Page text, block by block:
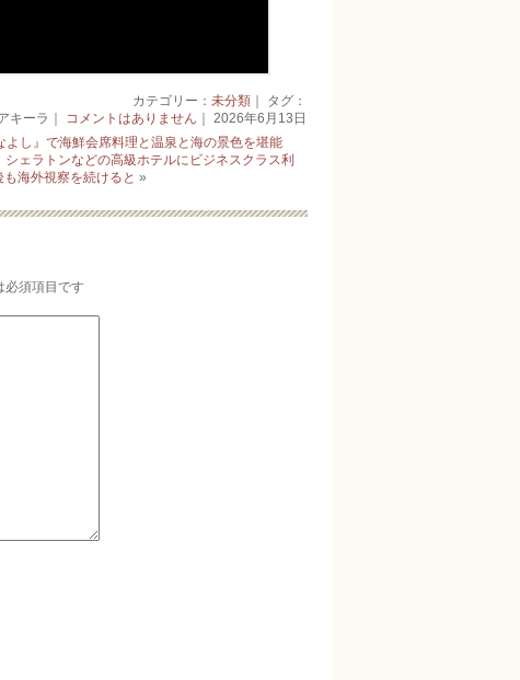
カテゴリー： 未分類｜ タグ：
キーラ｜ コメントはありません ｜ 2026年6月13日
よし』で海鮮会席料理と温泉と海の景色を堪能
ェラトンなどの高級ホテルにビジネスクラス利
海外視察を続けると »
必須項目です